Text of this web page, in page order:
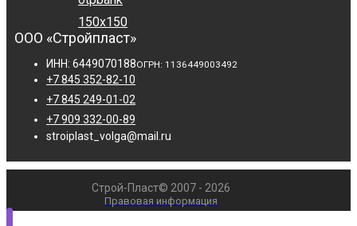
ООО «Стройпласт»
ИНН: 6449070188ОГРН: 1136449003492
+7 845 352-82-10
+7 845 249-01-02
+7 909 332-00-89
stroiplast_volga@mail.ru
Строй-Пласт© 2007 - 2026
Правовая информация